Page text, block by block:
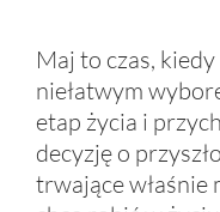
Maj to czas,
niełatwym
etap życia i
decyzję o
trwające właśnie